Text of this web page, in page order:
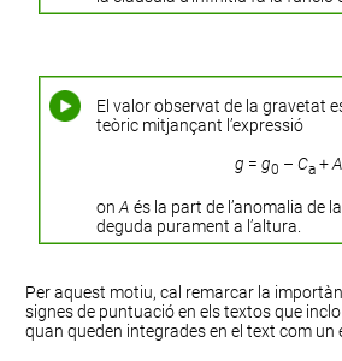
El valor observat de la gravetat
teòric mitjançant l’expressió
g = g0 – Ca +A
on A és la part de l’anomalia de
deguda purament a l’altura.
Per aquest motiu, cal remarcar la
signes de puntuació en els textos que
quan queden integrades en el text com un